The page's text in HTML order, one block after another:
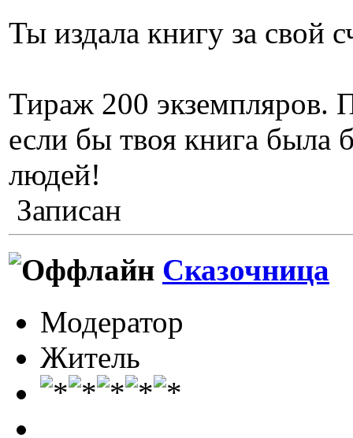
Ты издала книгу за свой
Тираж 200 экземпляров.
если бы твоя книга
людей!
Записан
Сказочница
Модератор
Житель